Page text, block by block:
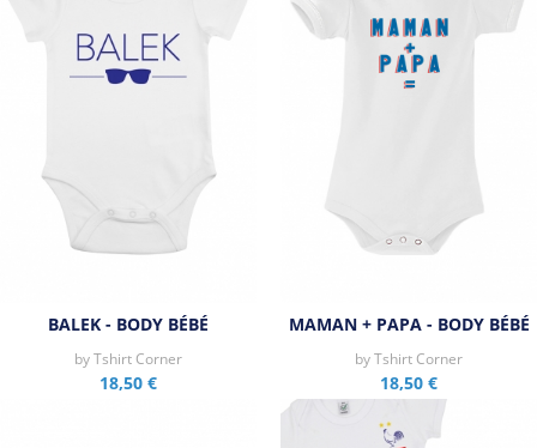
BALEK - BODY BÉBÉ
byTshirt Corner
18,50 €
MAMAN + PAPA - BODY BÉBÉ
byTshirt Corner
18,50 €